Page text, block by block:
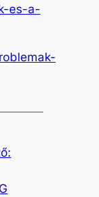
es-a-